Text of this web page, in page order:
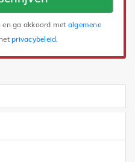
en ga akkoord met algemene
privacybeleid.